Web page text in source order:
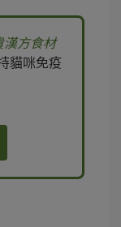
漢方食材
貓咪免疫